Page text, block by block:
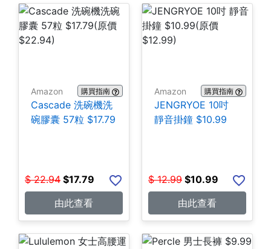
Amazon 購買指南
Cascade 洗碗機洗
碗膠囊 57粒 $17.79
$ 22.94 $17.79
由此查看
Amazon 購買指南
JENGRYOE 10吋
靜音掛鐘 $10.99
$ 12.99 $10.99
由此查看